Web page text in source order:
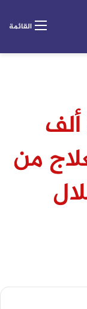
القائمة
وزيرة التضامن: 25 ألف
من